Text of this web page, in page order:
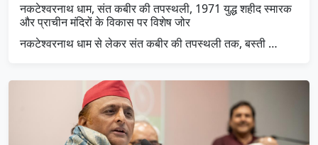
नकटेश्वरनाथ धाम, संत कबीर की तपस्थली, 1971 युद्ध शहीद स्मारक
और प्राचीन मंदिरों के विकास पर विशेष जोर
नकटेश्वरनाथ धाम से लेकर संत कबीर की तपस्थली तक, बस्ती …